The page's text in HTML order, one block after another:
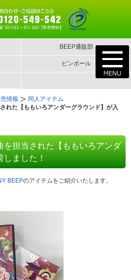
BEEP通販部
ピンボール
情報
同人アイテム
れた【ももいろアンダーグラウンド】が入
を担当された【ももいろアンダ
ました！
BEEPのアイテムをご紹介いたします。